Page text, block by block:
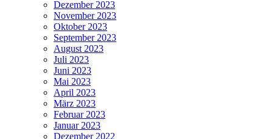
Dezember 2023
November 2023
Oktober 2023
September 2023
August 2023
Juli 2023
Juni 2023
Mai 2023
April 2023
März 2023
Februar 2023
Januar 2023
Dezember 2022